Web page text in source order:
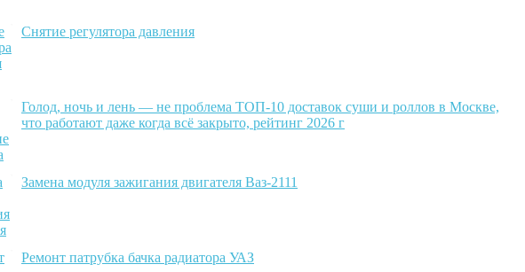
Снятие регулятора давления
Голод, ночь и лень — не проблема ТОП-10 доставок суши и роллов в Москве,
что работают даже когда всё закрыто, рейтинг 2026 г
Замена модуля зажигания двигателя Ваз-2111
Ремонт патрубка бачка радиатора УАЗ